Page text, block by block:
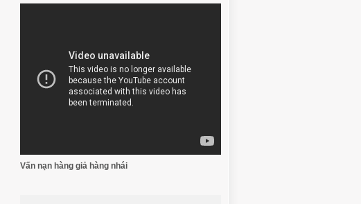
Vấn nạn hàng giả hàng nhái